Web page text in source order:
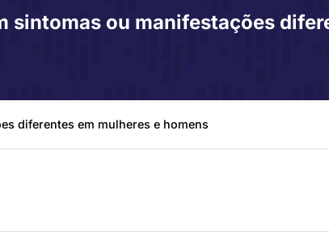
sintomas ou manifestações
diferentes em mulheres e homens